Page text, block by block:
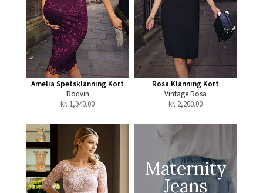
Amelia Spetsklänning Kort
Rödvin
kr. 1,940.00
Rosa Klänning Kort
Vintage Rosa
kr. 2,200.00
Maternity
Jeans